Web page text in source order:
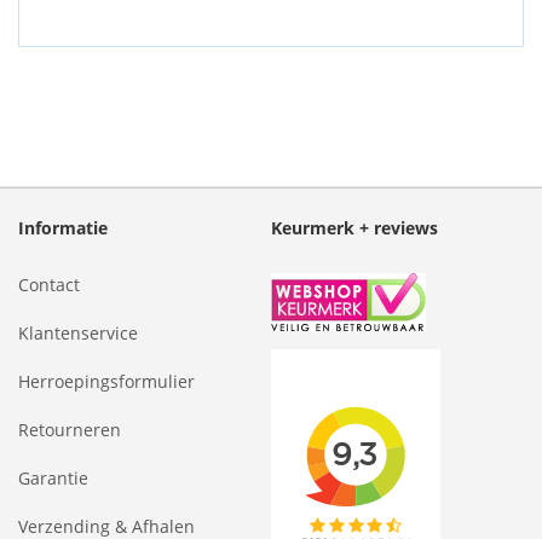
Informatie
Contact
Klantenservice
Herroepingsformulier
Retourneren
Garantie
Verzending & Afhalen
Keurmerk + reviews